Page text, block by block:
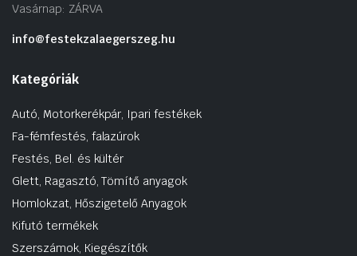
Vasárnap: ZÁRVA
info@festekzalaegerszeg.hu
Kategóriák
Autó, Motorkerékpár, Ipari festékek
Fa-fémfestés, falazúrok
Festés, Bel. és kültér
Glett, Ragasztó, Tömítő anyagok
Homlokzat, Hőszigetelő Anyagok
Kifutó termékek
Szerszámok, Kiegészítők